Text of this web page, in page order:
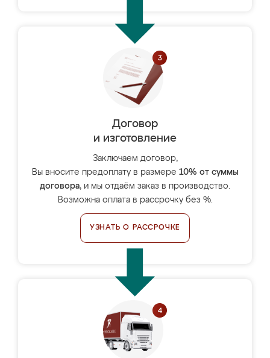
Договор
и изготовление
Заключаем договор,
Вы вносите предоплату в размере 10% от суммы
договора, и мы отдаём заказ в производство.
Возможна оплата в рассрочку без %.
УЗНАТЬ О РАССРОЧКЕ